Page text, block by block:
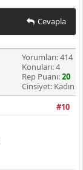
Cevapla
Yorumları: 414
Konuları: 4
Rep Puanı:20
Cinsiyet: Kadın
#10